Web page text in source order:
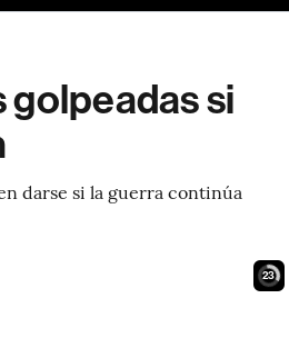
golpeadas si
darse si la guerra continúa
22